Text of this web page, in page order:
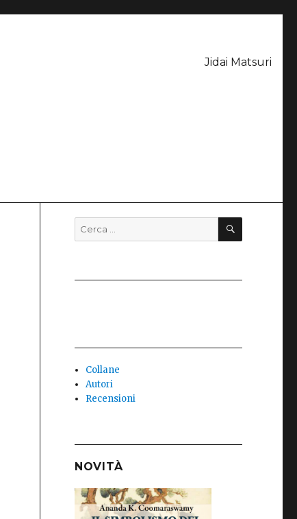
Jidai Matsuri
Cerca: CERCA
Collane
Autori
Recensioni
NOVITÀ